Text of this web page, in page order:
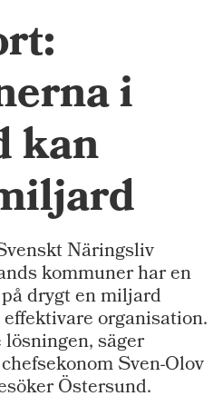
i
kan
Näringsliv
kommuner har en
drygt en miljard
organisation.
säger
Sven-Olov
Östersund.